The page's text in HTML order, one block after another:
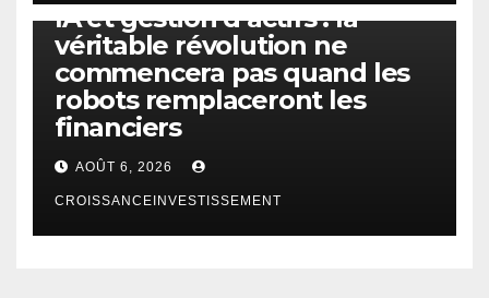
IA et gestion d’actifs : la
véritable révolution ne
commencera pas quand les
robots remplaceront les
financiers
AOÛT 6, 2026
CROISSANCEINVESTISSEMENT